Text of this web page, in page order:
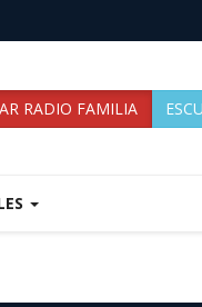
RADIO FAMILIA